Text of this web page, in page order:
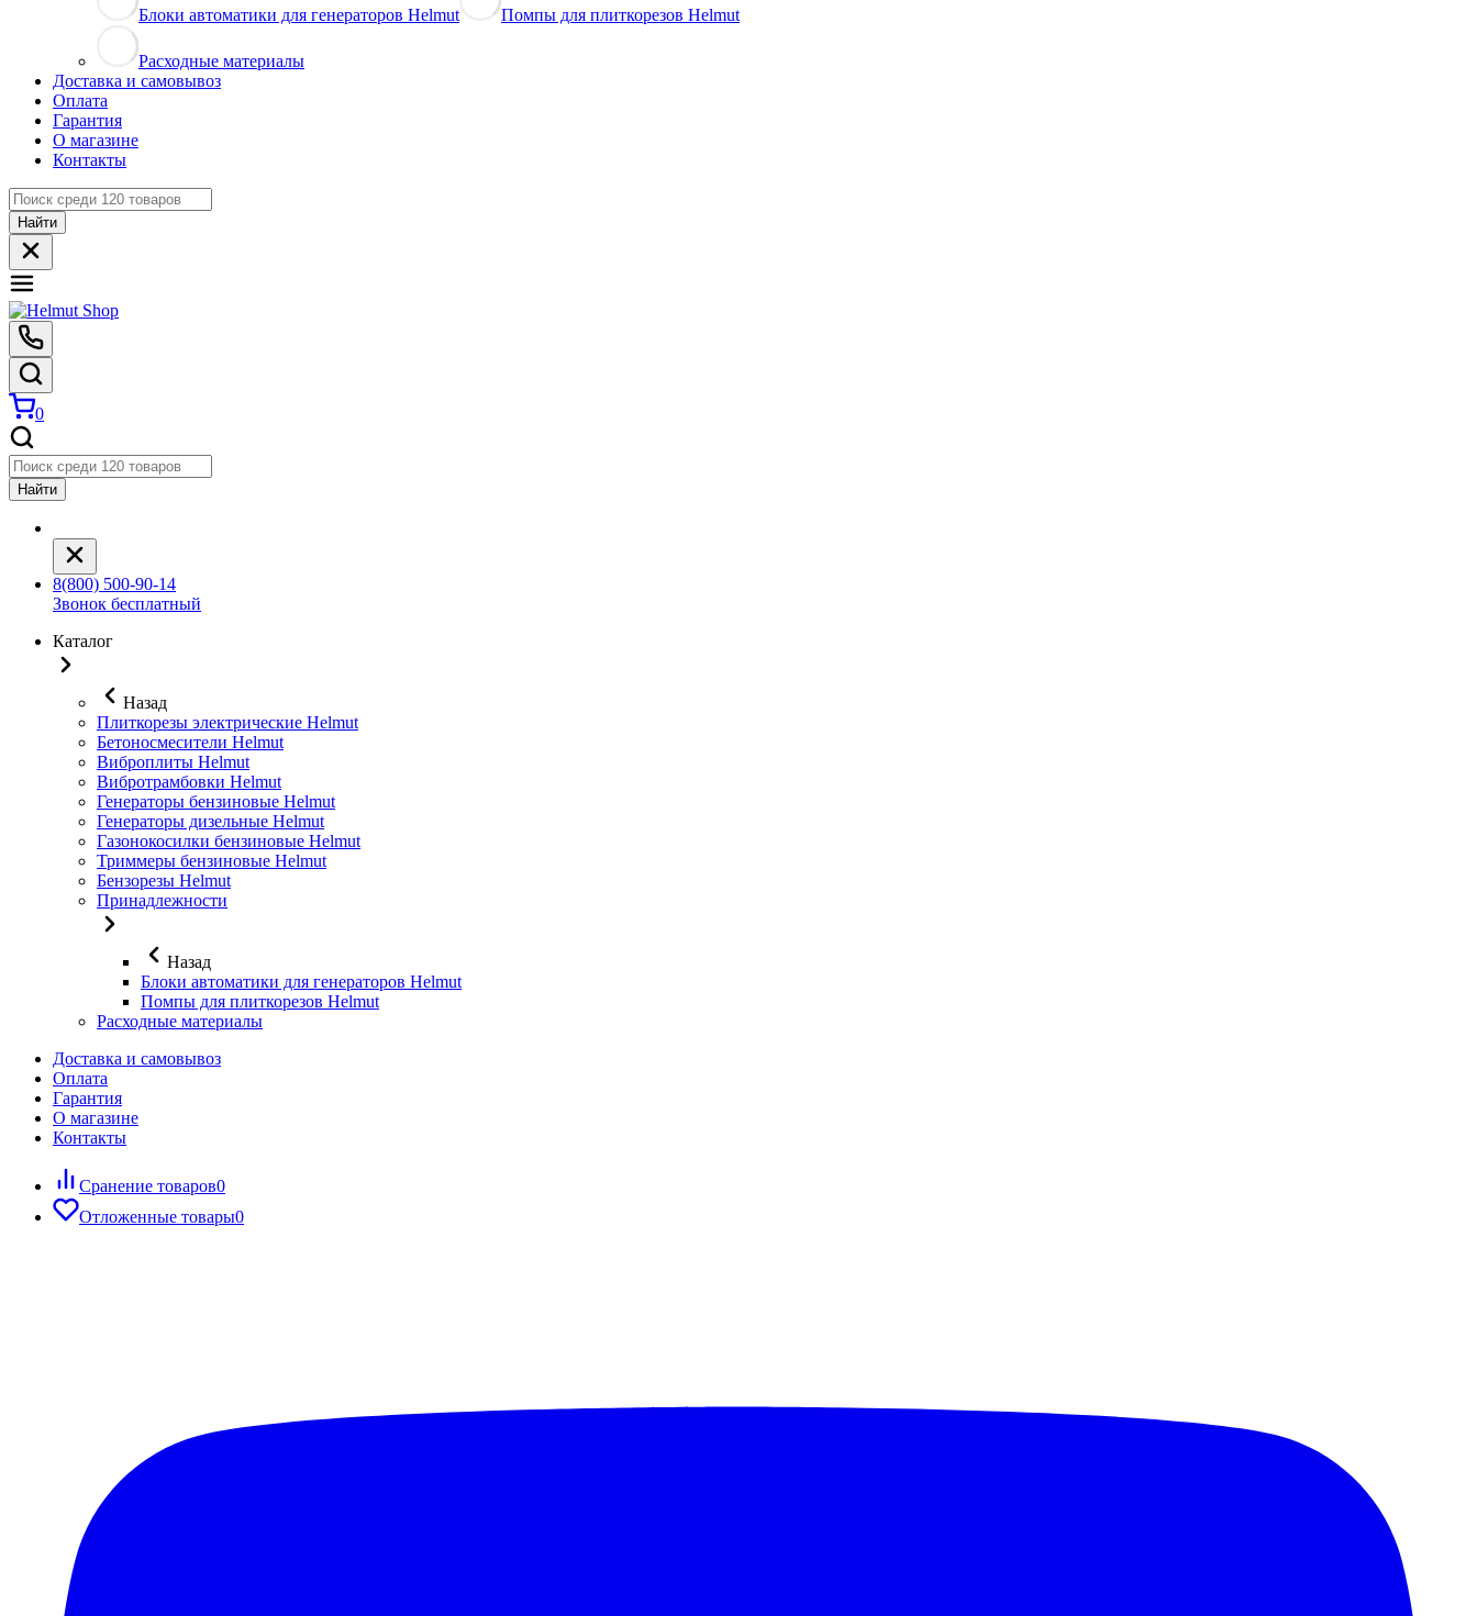
Блоки автоматики для генераторов Helmut Помпы для плиткорезов Helmut
Расходные материалы
Доставка и самовывоз
Оплата
Гарантия
О магазине
Контакты
Найти
0
Найти
8(800) 500-90-14
Звонок бесплатный
Каталог
Назад
Плиткорезы электрические Helmut
Бетоносмесители Helmut
Виброплиты Helmut
Вибротрамбовки Helmut
Генераторы бензиновые Helmut
Генераторы дизельные Helmut
Газонокосилки бензиновые Helmut
Триммеры бензиновые Helmut
Бензорезы Helmut
Принадлежности
Назад
Блоки автоматики для генераторов Helmut
Помпы для плиткорезов Helmut
Расходные материалы
Доставка и самовывоз
Оплата
Гарантия
О магазине
Контакты
Сранение товаров0
Отложенные товары0